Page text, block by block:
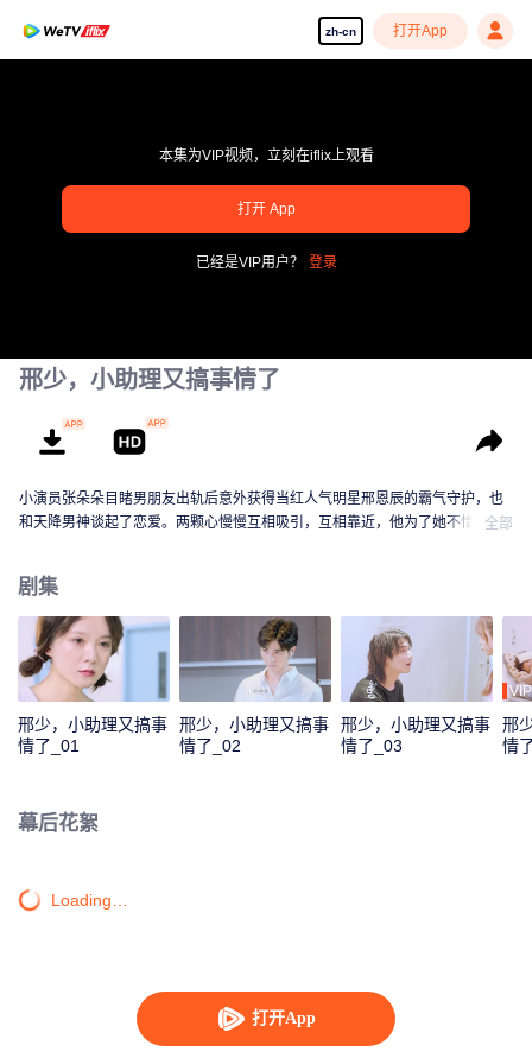
zh-cn 打开App
打开App
pay limit
本集为VIP视频，立刻在iflix上观看
打开 App
已经是VIP用户？ 登录
邢少，小助理又搞事情了
小演员张朵朵目睹男朋友出轨后意外获得当红人气明星邢恩辰的霸气守护，也
和天降男神谈起了恋爱。两颗心慢慢互相吸引，互相靠近，他为了她不惜放弃
全部
剧集
邢少，小助理又搞事
情了_01
邢少，小助理又搞事
情了_02
邢少，小助理又搞事
情了_03
VIP
邢
情
幕后花絮
Loading…